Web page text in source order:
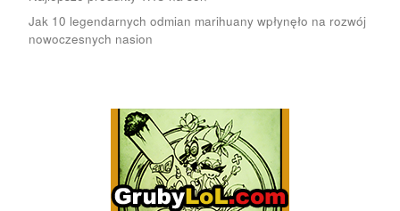
Jak 10 legendarnych odmian marihuany wpłynęło na rozwój
nowoczesnych nasion